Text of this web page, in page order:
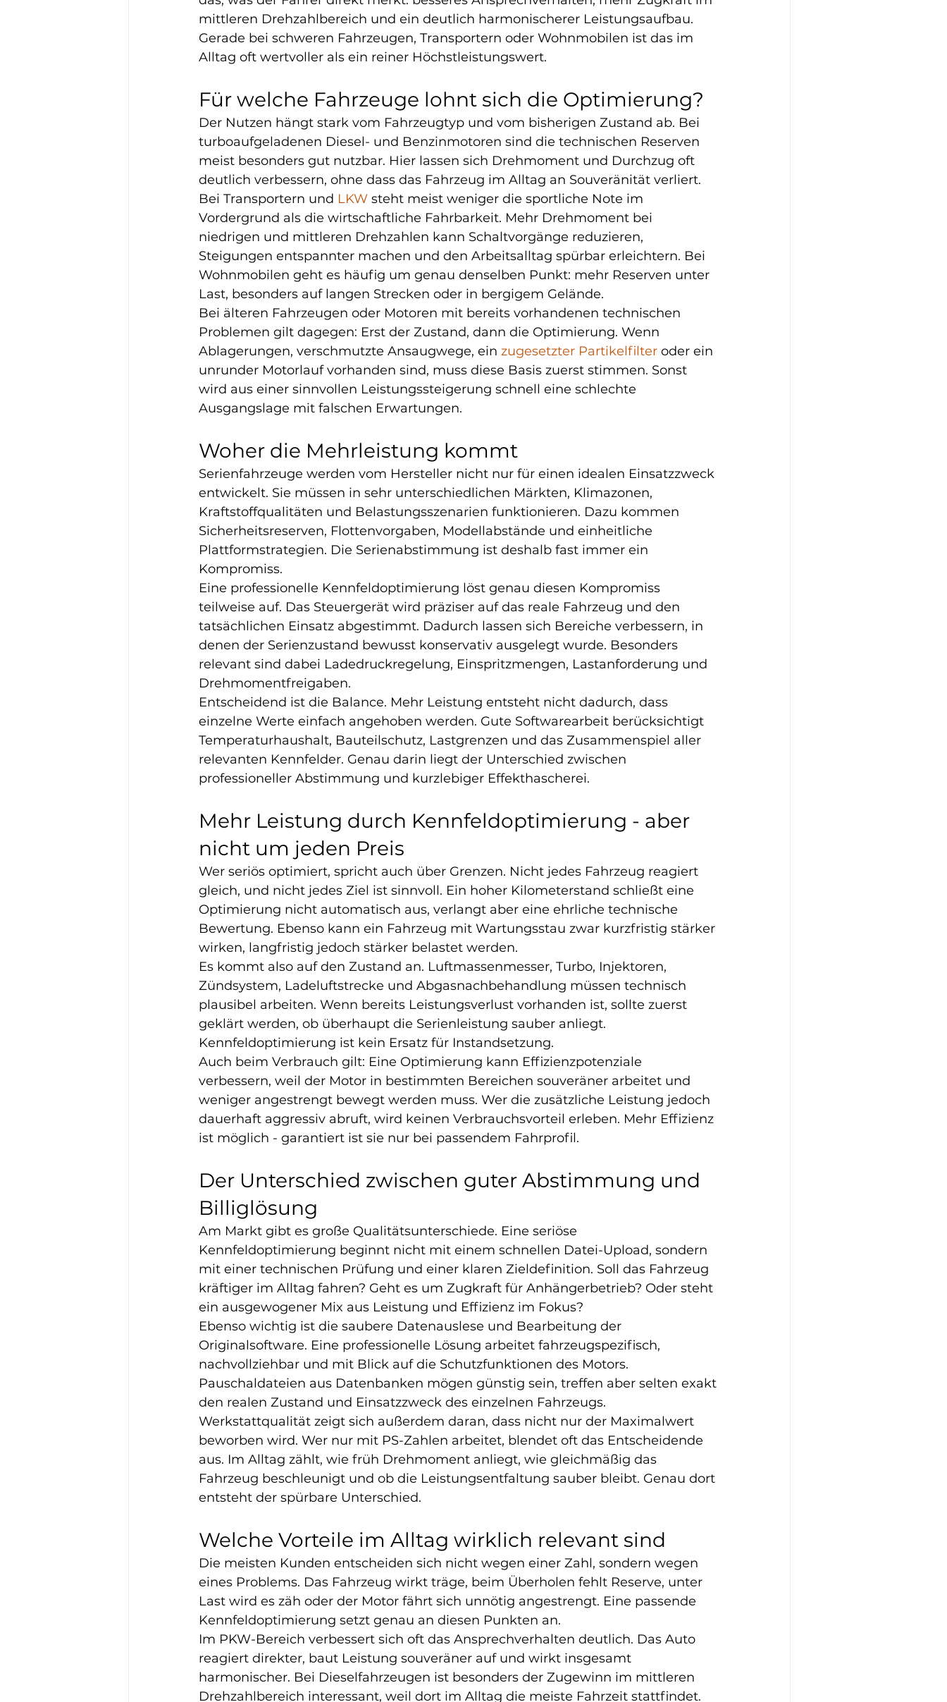
mittleren Drehzahlbereich und ein deutlich harmonischerer Leistungsaufbau.
Gerade bei schweren Fahrzeugen, Transportern oder Wohnmobilen ist das im
Alltag oft wertvoller als ein reiner Höchstleistungswert.
Für welche Fahrzeuge lohnt sich die Optimierung?
Der Nutzen hängt stark vom Fahrzeugtyp und vom bisherigen Zustand ab. Bei
turboaufgeladenen Diesel- und Benzinmotoren sind die technischen Reserven
meist besonders gut nutzbar. Hier lassen sich Drehmoment und Durchzug oft
deutlich verbessern, ohne dass das Fahrzeug im Alltag an Souveränität verliert.
Bei Transportern und LKW steht meist weniger die sportliche Note im
Vordergrund als die wirtschaftliche Fahrbarkeit. Mehr Drehmoment bei
niedrigen und mittleren Drehzahlen kann Schaltvorgänge reduzieren,
Steigungen entspannter machen und den Arbeitsalltag spürbar erleichtern. Bei
Wohnmobilen geht es häufig um genau denselben Punkt: mehr Reserven unter
Last, besonders auf langen Strecken oder in bergigem Gelände.
Bei älteren Fahrzeugen oder Motoren mit bereits vorhandenen technischen
Problemen gilt dagegen: Erst der Zustand, dann die Optimierung. Wenn
Ablagerungen, verschmutzte Ansaugwege, ein zugesetzter Partikelfilter oder ein
unrunder Motorlauf vorhanden sind, muss diese Basis zuerst stimmen. Sonst
wird aus einer sinnvollen Leistungssteigerung schnell eine schlechte
Ausgangslage mit falschen Erwartungen.
Woher die Mehrleistung kommt
Serienfahrzeuge werden vom Hersteller nicht nur für einen idealen Einsatzzweck
entwickelt. Sie müssen in sehr unterschiedlichen Märkten, Klimazonen,
Kraftstoffqualitäten und Belastungsszenarien funktionieren. Dazu kommen
Sicherheitsreserven, Flottenvorgaben, Modellabstände und einheitliche
Plattformstrategien. Die Serienabstimmung ist deshalb fast immer ein
Kompromiss.
Eine professionelle Kennfeldoptimierung löst genau diesen Kompromiss
teilweise auf. Das Steuergerät wird präziser auf das reale Fahrzeug und den
tatsächlichen Einsatz abgestimmt. Dadurch lassen sich Bereiche verbessern, in
denen der Serienzustand bewusst konservativ ausgelegt wurde. Besonders
relevant sind dabei Ladedruckregelung, Einspritzmengen, Lastanforderung und
Drehmomentfreigaben.
Entscheidend ist die Balance. Mehr Leistung entsteht nicht dadurch, dass
einzelne Werte einfach angehoben werden. Gute Softwarearbeit berücksichtigt
Temperaturhaushalt, Bauteilschutz, Lastgrenzen und das Zusammenspiel aller
relevanten Kennfelder. Genau darin liegt der Unterschied zwischen
professioneller Abstimmung und kurzlebiger Effekthascherei.
Mehr Leistung durch Kennfeldoptimierung - aber
nicht um jeden Preis
Wer seriös optimiert, spricht auch über Grenzen. Nicht jedes Fahrzeug reagiert
gleich, und nicht jedes Ziel ist sinnvoll. Ein hoher Kilometerstand schließt eine
Optimierung nicht automatisch aus, verlangt aber eine ehrliche technische
Bewertung. Ebenso kann ein Fahrzeug mit Wartungsstau zwar kurzfristig stärker
wirken, langfristig jedoch stärker belastet werden.
Es kommt also auf den Zustand an. Luftmassenmesser, Turbo, Injektoren,
Zündsystem, Ladeluftstrecke und Abgasnachbehandlung müssen technisch
plausibel arbeiten. Wenn bereits Leistungsverlust vorhanden ist, sollte zuerst
geklärt werden, ob überhaupt die Serienleistung sauber anliegt.
Kennfeldoptimierung ist kein Ersatz für Instandsetzung.
Auch beim Verbrauch gilt: Eine Optimierung kann Effizienzpotenziale
verbessern, weil der Motor in bestimmten Bereichen souveräner arbeitet und
weniger angestrengt bewegt werden muss. Wer die zusätzliche Leistung jedoch
dauerhaft aggressiv abruft, wird keinen Verbrauchsvorteil erleben. Mehr Effizienz
ist möglich - garantiert ist sie nur bei passendem Fahrprofil.
Der Unterschied zwischen guter Abstimmung und
Billiglösung
Am Markt gibt es große Qualitätsunterschiede. Eine seriöse
Kennfeldoptimierung beginnt nicht mit einem schnellen Datei-Upload, sondern
mit einer technischen Prüfung und einer klaren Zieldefinition. Soll das Fahrzeug
kräftiger im Alltag fahren? Geht es um Zugkraft für Anhängerbetrieb? Oder steht
ein ausgewogener Mix aus Leistung und Effizienz im Fokus?
Ebenso wichtig ist die saubere Datenauslese und Bearbeitung der
Originalsoftware. Eine professionelle Lösung arbeitet fahrzeugspezifisch,
nachvollziehbar und mit Blick auf die Schutzfunktionen des Motors.
Pauschaldateien aus Datenbanken mögen günstig sein, treffen aber selten exakt
den realen Zustand und Einsatzzweck des einzelnen Fahrzeugs.
Werkstattqualität zeigt sich außerdem daran, dass nicht nur der Maximalwert
beworben wird. Wer nur mit PS-Zahlen arbeitet, blendet oft das Entscheidende
aus. Im Alltag zählt, wie früh Drehmoment anliegt, wie gleichmäßig das
Fahrzeug beschleunigt und ob die Leistungsentfaltung sauber bleibt. Genau dort
entsteht der spürbare Unterschied.
Welche Vorteile im Alltag wirklich relevant sind
Die meisten Kunden entscheiden sich nicht wegen einer Zahl, sondern wegen
eines Problems. Das Fahrzeug wirkt träge, beim Überholen fehlt Reserve, unter
Last wird es zäh oder der Motor fährt sich unnötig angestrengt. Eine passende
Kennfeldoptimierung setzt genau an diesen Punkten an.
Im PKW-Bereich verbessert sich oft das Ansprechverhalten deutlich. Das Auto
reagiert direkter, baut Leistung souveräner auf und wirkt insgesamt
harmonischer. Bei Dieselfahrzeugen ist besonders der Zugewinn im mittleren
Drehzahlbereich interessant, weil dort im Alltag die meiste Fahrzeit stattfindet.